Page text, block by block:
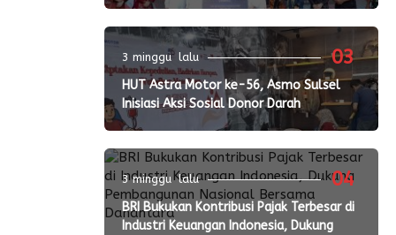
03
3 minggu lalu
HUT Astra Motor ke-56, Asmo Sulsel
Inisiasi Aksi Sosial Donor Darah
04
3 minggu lalu
BRI Bukukan Kontribusi Pajak Terbesar di
Industri Keuangan Indonesia, Dukung